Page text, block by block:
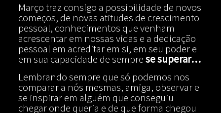
Março traz consigo a possibilidade de novos
começos, de novas atitudes de crescimento
pessoal, conhecimentos que venham
acrescentar em nossas vidas e a dedicação
pessoal em acreditar em si, em seu poder e
em sua capacidade de semprese superar…
Lembrando sempre que só podemos nos
comparar a nós mesmas, amiga, observar e
se inspirar em alguém que conseguiu
chegar onde queria e de que forma chegou